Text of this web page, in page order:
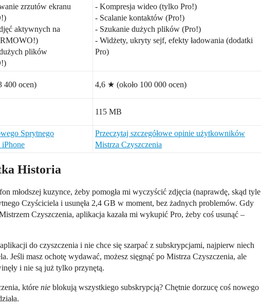
zrzutów ekranu
aktywnych na
plików
- Kompresja wideo (tylko Pro!)
- Scalanie kontaktów (Pro!)
- Szukanie dużych plików (Pro!)
- Widżety, ukryty sejf, efekty ładowania (dodatki
Pro)
400 ocen) 4,6 ★ (około 100 000 ocen)
115 MB
Sprytnego
iPhone
Przeczytaj szczegółowe opinie użytkowników
Mistrza Czyszczenia
Historia
młodszej kuzynce, żeby pomogła mi wyczyścić zdjęcia (naprawdę, skąd tyle
Czyściciela i usunęła 2,4 GB w moment, bez żadnych problemów. Gdy
Czyszczenia, aplikacja kazała mi wykupić Pro, żeby coś usunąć –
do czyszczenia i nie chce się szarpać z subskrypcjami, najpierw niech
Jeśli masz ochotę wydawać, możesz sięgnąć po Mistrza Czyszczenia, ale
i nie są już tylko przynętą.
które nie blokują wszystkiego subskrypcją? Chętnie dorzucę coś nowego